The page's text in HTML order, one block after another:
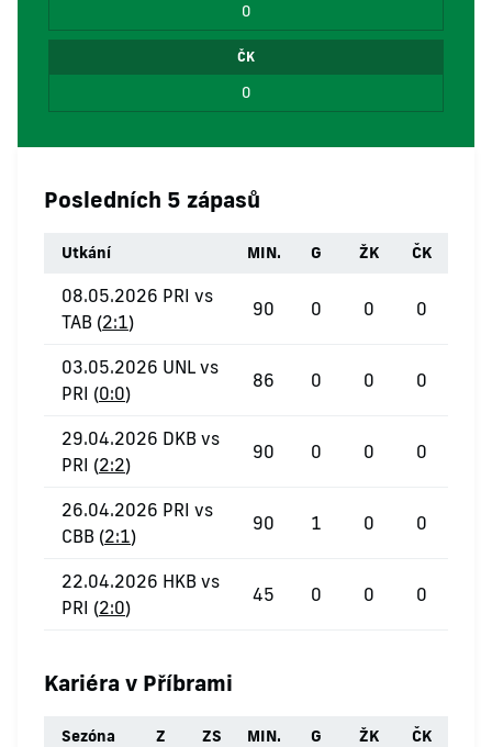
0
ČK
0
Posledních 5 zápasů
Utkání MIN. G ŽK ČK
08.05.2026 PRI vs
TAB (2:1)
90 0 0 0
03.05.2026 UNL vs
PRI (0:0)
86 0 0 0
29.04.2026 DKB vs
PRI (2:2)
90 0 0 0
26.04.2026 PRI vs
CBB (2:1)
90 1 0 0
22.04.2026 HKB vs
PRI (2:0)
45 0 0 0
Kariéra v Příbrami
Sezóna Z ZS MIN. G ŽK ČK